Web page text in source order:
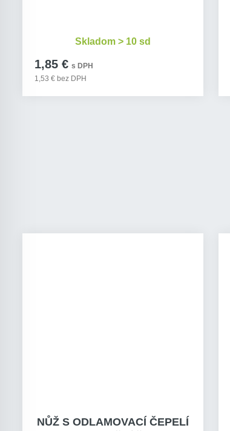
1,85 € s DPH
1,53 € bez DPH
Skladom > 10 sd
NŮŽ S ODLAMOVACÍ ČEPELÍ